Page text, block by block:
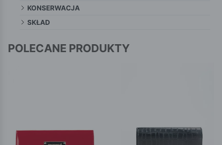
KONSERWACJA
SKŁAD
POLECANE PRODUKTY